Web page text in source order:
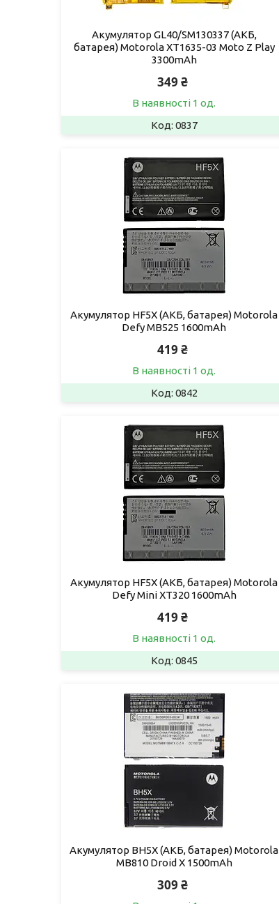
Акумулятор GL40/SM130337 (АКБ,
батарея) Motorola XT1635-03 Moto Z Play
3300mAh
349 ₴
В наявності 1 од.
0837
Акумулятор HF5X (АКБ, батарея) Motorola
Defy MB525 1600mAh
419 ₴
В наявності 1 од.
0842
Акумулятор HF5X (АКБ, батарея) Motorola
Defy Mini XT320 1600mAh
419 ₴
В наявності 1 од.
0845
Акумулятор BH5X (АКБ, батарея) Motorola
MB810 Droid X 1500mAh
309 ₴